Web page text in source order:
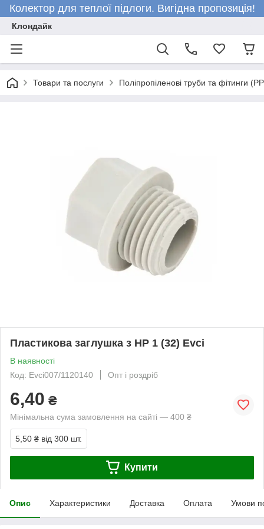
Колектор для теплої підлоги. Вигідна пропозиція!
Клондайк
Товари та послуги Поліпропіленові труби та фітинги
Пластикова заглушка з НР 1 (32) Evci
В наявності
Код: Evci007/1120140
Опт і роздріб
6,40 ₴
Мінімальна сума замовлення на сайті — 400 ₴
5,50 ₴ від 300 шт.
Купити
Опис Характеристики Доставка Оплата Умови